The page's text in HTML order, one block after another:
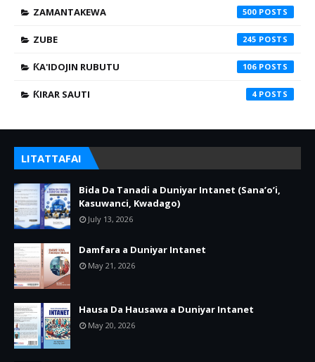
ZAMANTAKEWA 500
ZUBE 245
ƘA'IDOJIN RUBUTU 106
ƘIRAR SAUTI 4
LITATTAFAI
Bida Da Tanadi a Duniyar Intanet (Sana’o’i,
Kasuwanci, Kwadago)
July 13, 2026
Damfara a Duniyar Intanet
May 21, 2026
Hausa Da Hausawa a Duniyar Intanet
May 20, 2026